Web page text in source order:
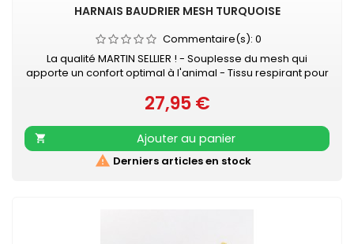
HARNAIS BAUDRIER MESH TURQUOISE
Commentaire(s): 0
La qualité MARTIN SELLIER ! - Souplesse du mesh qui
apporte un confort optimal à l'animal - Tissu respirant pour
avec velcro et boucle rapide - S’attache à la laisse grâce
à 2 anneaux D métal, ce qui apporte une sécurité
supplémentaire
Prix
27,95 €

Ajouter au panier
 Derniers articles en stock